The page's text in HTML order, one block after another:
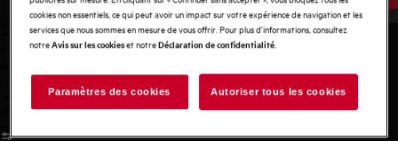
cookies non essentiels, ce qui peut avoir un impact sur votre expérience de navigation et les
services que nous sommes en mesure de vous offrir. Pour plus d'informations, consultez
notreAvis sur les cookieset notreDéclaration de confidentialité
Paramètres des cookies Autoriser tous les cookies